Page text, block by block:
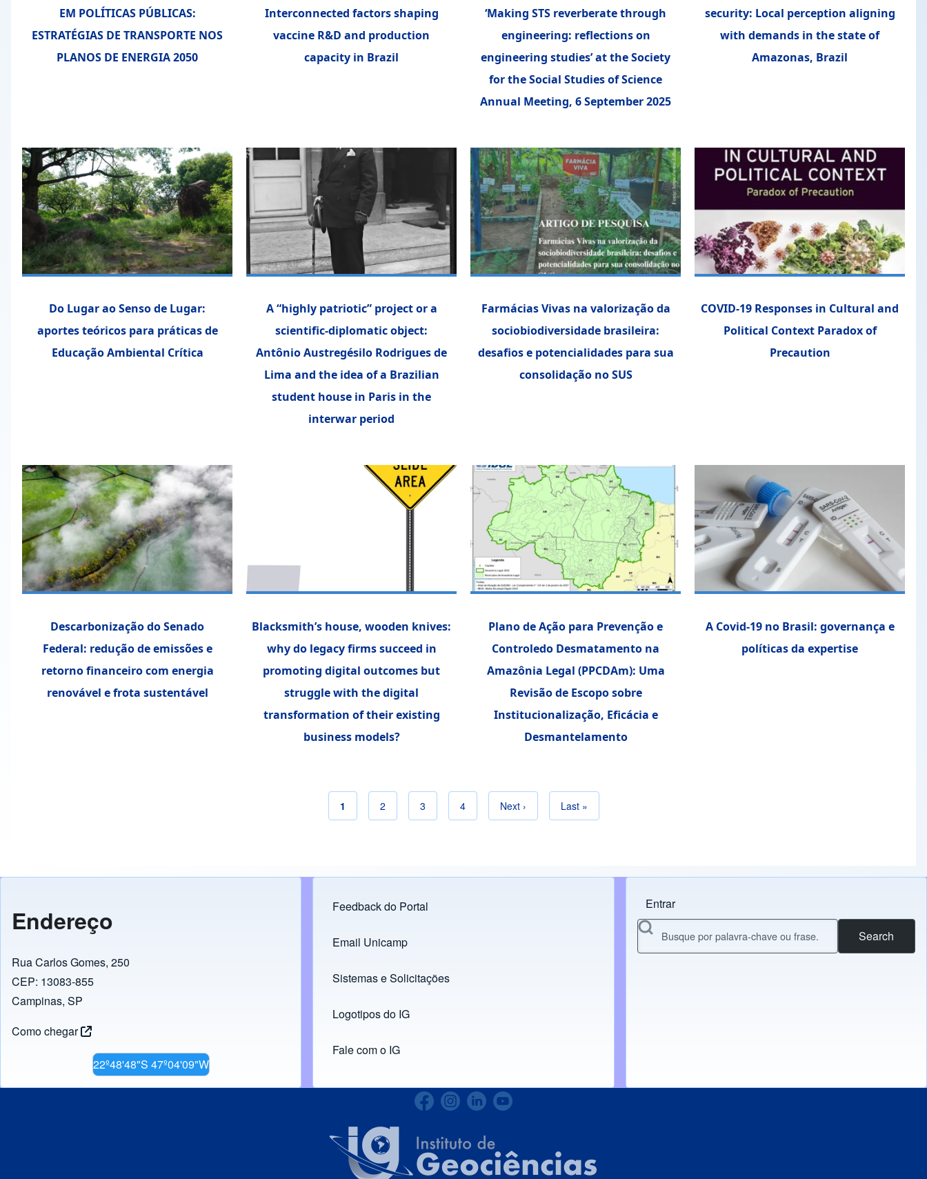
EM POLÍTICAS PÚBLICAS:
ESTRATÉGIAS DE TRANSPORTE NOS
PLANOS DE ENERGIA 2050
Interconnected factors shaping
vaccine R&D and production
capacity in Brazil
‘Making STS reverberate through
engineering: reflections on
engineering studies’ at the Society
for the Social Studies of Science
Annual Meeting, 6 September 2025
security: Local perception aligning
with demands in the state of
Amazonas, Brazil
Do Lugar ao Senso de Lugar:
aportes teóricos para práticas de
Educação Ambiental Crítica
A “highly patriotic” project or a
scientific-diplomatic object:
Antônio Austregésilo Rodrigues de
Lima and the idea of a Brazilian
student house in Paris in the
interwar period
Farmácias Vivas na valorização da
sociobiodiversidade brasileira:
desafios e potencialidades para sua
consolidação no SUS
COVID-19 Responses in Cultural and
Political Context Paradox of
Precaution
Descarbonização do Senado
Federal: redução de emissões e
retorno financeiro com energia
renovável e frota sustentável
Blacksmith’s house, wooden knives:
why do legacy firms succeed in
promoting digital outcomes but
struggle with the digital
transformation of their existing
business models?
Plano de Ação para Prevenção e
Controledo Desmatamento na
Amazônia Legal (PPCDAm): Uma
Revisão de Escopo sobre
Institucionalização, Eficácia e
Desmantelamento
A Covid-19 no Brasil: governança e
políticas da expertise
Paginação
Página atual
1 Página
2 Página
3 Página
4 Próxima página
Next › Última página
Last »
Endereço
Rua Carlos Gomes, 250
CEP: 13083-855
Campinas, SP
Como chegar
22º48'48"S 47º04'09"W
Footer menu
Feedback do Portal
Links
Email Unicamp
(opens in new tab)
Sistemas e Solicitações
(opens in new tab)
Logotipos do IG
(opens in new tab)
Fale com o IG
Menu do usuário
Entrar
Search